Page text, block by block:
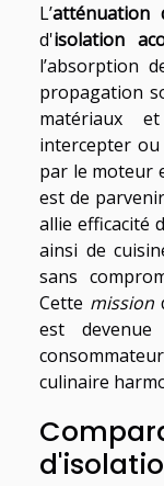
L’atténuation
d'isolation
l’absorption
propagation
matériaux
intercepter
par le moteur
est de
allie efficacité
ainsi de
sans
Cette mission
est
culinaire